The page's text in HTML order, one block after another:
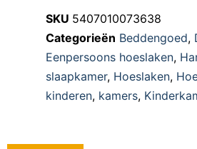
SKU 5407010073638
Categorieën Beddengoed,
Eenpersoons hoeslaken,
slaapkamer, Hoeslaken,
kinderen, kamers,